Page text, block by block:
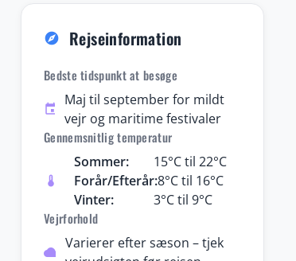
explore Rejseinformation
Bedste tidspunkt at besøge
event
Maj til september for mildt
vejr og maritime festivaler
Gennemsnitlig temperatur
thermostat
Sommer:
15°C til 22°C
Forår/Efterår:8°C til 16°C
Vinter:
3°C til 9°C
Vejrforhold
cloud
Varierer efter sæson – tjek